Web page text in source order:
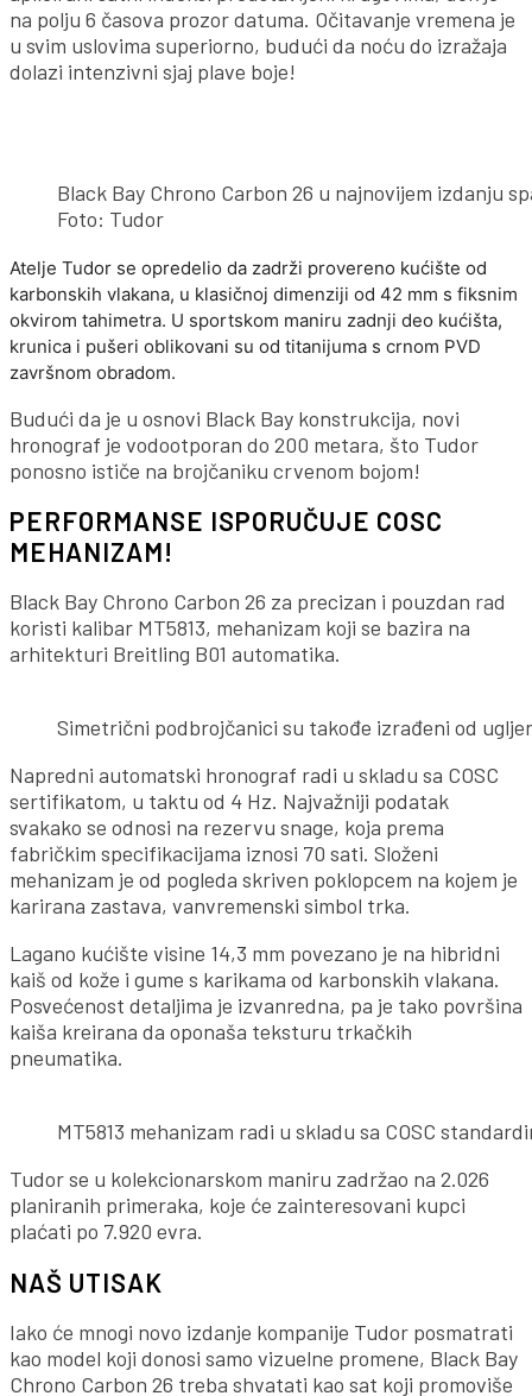
na polju 6 časova prozor datuma. Očitavanje vremena je
u svim uslovima superiorno, budući da noću do izražaja
dolazi intenzivni sjaj plave boje!
Black Bay Chrono Carbon 26 u najnovijem izdanju
Foto: Tudor
Atelje Tudor se opredelio da zadrži provereno kućište od
karbonskih vlakana, u klasičnoj dimenziji od 42 mm s fiksnim
okvirom tahimetra. U sportskom maniru zadnji deo kućišta,
krunica i pušeri oblikovani su od titanijuma s crnom PVD
završnom obradom.
Budući da je u osnovi Black Bay konstrukcija, novi
hronograf je vodootporan do 200 metara, što Tudor
ponosno ističe na brojčaniku crvenom bojom!
PERFORMANSE ISPORUČUJE COSC
MEHANIZAM!
Black Bay Chrono Carbon 26 za precizan i pouzdan rad
koristi kalibar MT5813, mehanizam koji se bazira na
arhitekturi Breitling B01 automatika.
Simetrični podbrojčanici su takođe izrađeni od
Napredni automatski hronograf radi u skladu sa COSC
sertifikatom, u taktu od 4 Hz. Najvažniji podatak
svakako se odnosi na rezervu snage, koja prema
fabričkim specifikacijama iznosi 70 sati. Složeni
mehanizam je od pogleda skriven poklopcem na kojem je
karirana zastava, vanvremenski simbol trka.
Lagano kućište visine 14,3 mm povezano je na hibridni
kaiš od kože i gume s karikama od karbonskih vlakana.
Posvećenost detaljima je izvanredna, pa je tako površina
kaiša kreirana da oponaša teksturu trkačkih
pneumatika.
MT5813 mehanizam radi u skladu sa COSC
Tudor se u kolekcionarskom maniru zadržao na 2.026
planiranih primeraka, koje će zainteresovani kupci
plaćati po 7.920 evra.
NAŠ UTISAK
Iako će mnogi novo izdanje kompanije Tudor posmatrati
kao model koji donosi samo vizuelne promene, Black Bay
Chrono Carbon 26 treba shvatati kao sat koji promoviše